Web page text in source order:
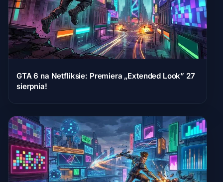
GTA 6 na Netfliksie: Premiera „Extended Look” 27
sierpnia!